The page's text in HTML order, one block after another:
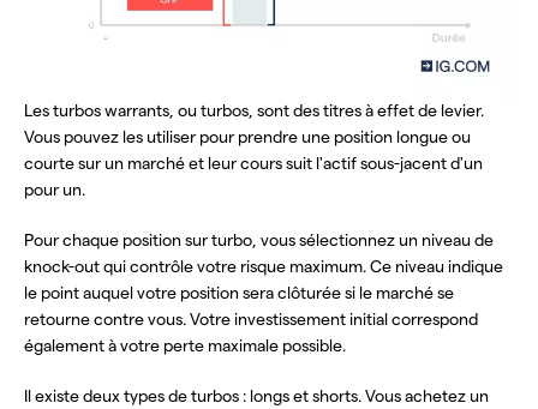
Les turbos warrants, ou turbos, sont des titres à effet de levier.
Vous pouvez les utiliser pour prendre une position longue ou
courte sur un marché et leur cours suit l'actif sous-jacent d'un
pour un.
Pour chaque position sur turbo, vous sélectionnez un niveau de
knock-out qui contrôle votre risque maximum. Ce niveau indique
le point auquel votre position sera clôturée si le marché se
retourne contre vous. Votre investissement initial correspond
également à votre perte maximale possible.
Il existe deux types de turbos : longs et shorts. Vous achetez un